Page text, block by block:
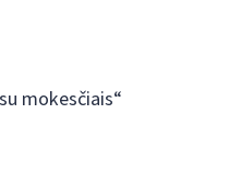
mokesčiais“